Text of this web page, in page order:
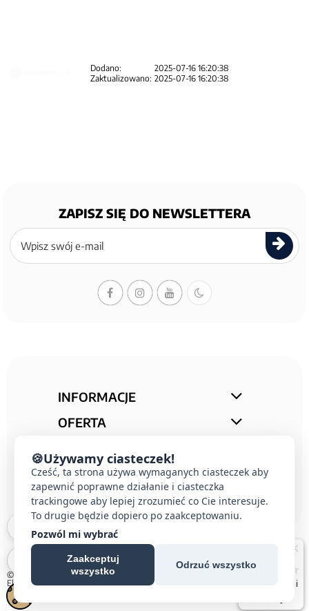
Dodano:
2025-07-16 16:20:38
Zaktualizowano: 2025-07-16 16:20:38
ZAPISZ SIĘ DO NEWSLETTERA
Zapisz
się
newslettera
INFORMACJE
OFERTA
KONTAKT
© 2026 E-DOMUS |Kontakt Simon
Electric|Wideodomofon EURA| All rights reserved
🍪Używamy ciasteczek!
Cześć, ta strona używa wymaganych ciasteczek aby
zapewnić poprawne działanie i ciasteczka
trackingowe aby lepiej zrozumieć co Cie interesuje.
To drugie będzie dopiero po zaakceptowaniu.
Pozwól mi wybrać
Zaakceptuj
wszystko
Odrzuć wszystko